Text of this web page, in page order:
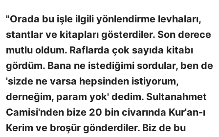
"Orada bu işle ilgili yönlendirme levhaları,
stantlar ve kitapları gösterdiler. Son derece
mutlu oldum. Raflarda çok sayıda kitabı
gördüm. Bana ne istediğimi sordular, ben de
'sizde ne varsa hepsinden istiyorum,
derneğim, param yok' dedim. Sultanahmet
Camisi'nden bize 20 bin civarında Kur'an-ı
Kerim ve broşür gönderdiler. Biz de bu